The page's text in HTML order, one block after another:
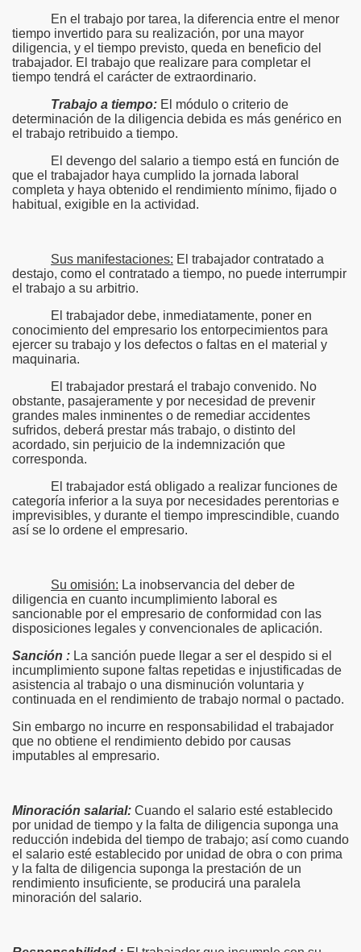
En el trabajo por tarea, la diferencia entre el menor
tiempo invertido para su realización, por una mayor
diligencia, y el tiempo previsto, queda en beneficio del
trabajador. El trabajo que realizare para completar el
tiempo tendrá el carácter de extraordinario.
Trabajo a tiempo: El módulo o criterio de
determinación de la diligencia debida es más genérico en
el trabajo retribuido a tiempo.
El devengo del salario a tiempo está en función de
que el trabajador haya cumplido la jornada laboral
completa y haya obtenido el rendimiento mínimo, fijado o
habitual, exigible en la actividad.
Sus manifestaciones: El trabajador contratado a
destajo, como el contratado a tiempo, no puede interrumpir
el trabajo a su arbitrio.
El trabajador debe, inmediatamente, poner en
conocimiento del empresario los entorpecimientos para
ejercer su trabajo y los defectos o faltas en el material y
maquinaria.
El trabajador prestará el trabajo convenido. No
obstante, pasajeramente y por necesidad de prevenir
grandes males inminentes o de remediar accidentes
sufridos, deberá prestar más trabajo, o distinto del
acordado, sin perjuicio de la indemnización que
corresponda.
El trabajador está obligado a realizar funciones de
categoría inferior a la suya por necesidades perentorias e
imprevisibles, y durante el tiempo imprescindible, cuando
así se lo ordene el empresario.
Su omisión: La inobservancia del deber de
diligencia en cuanto incumplimiento laboral es
sancionable por el empresario de conformidad con las
disposiciones legales y convencionales de aplicación.
Sanción : La sanción puede llegar a ser el despido si el
incumplimiento supone faltas repetidas e injustificadas de
asistencia al trabajo o una disminución voluntaria y
continuada en el rendimiento de trabajo normal o pactado.
Sin embargo no incurre en responsabilidad el trabajador
que no obtiene el rendimiento debido por causas
imputables al empresario.
Minoración salarial: Cuando el salario esté establecido
por unidad de tiempo y la falta de diligencia suponga una
reducción indebida del tiempo de trabajo; así como cuando
el salario esté establecido por unidad de obra o con prima
y la falta de diligencia suponga la prestación de un
rendimiento insuficiente, se producirá una paralela
minoración del salario.